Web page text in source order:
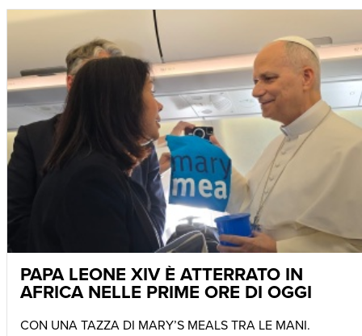
PAPA LEONE XIV È ATTERRATO IN
AFRICA NELLE PRIME ORE DI OGGI
CON UNA TAZZA DI MARY’S MEALS TRA LE MANI.